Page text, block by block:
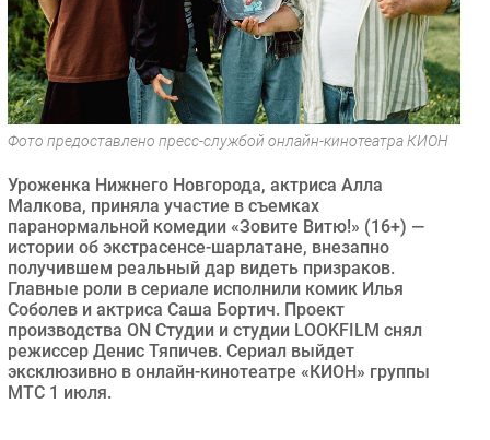
Кадры
Регулирование
Финансы
Web
Безопасность
CIO/Управление ИТ
Гаджеты
Здоровье
РАЗДЕЛЫ
Новости
Аналитика
Фото предоставлено пресс-службой онлайн-кинотеатра КИОН
Уроженка Нижнего Новгорода, актриса Алла
Малкова, приняла участие в съемках
паранормальной комедии «Зовите Витю!» (16+) —
истории об экстрасенсе-шарлатане, внезапно
получившем реальный дар видеть призраков.
Главные роли в сериале исполнили комик Илья
Соболев и актриса Саша Бортич. Проект
производства ON Студии и студии LOOKFILM снял
режиссер Денис Тяпичев. Сериал выйдет
эксклюзивно в онлайн-кинотеатре «КИОН» группы
МТС 1 июля.